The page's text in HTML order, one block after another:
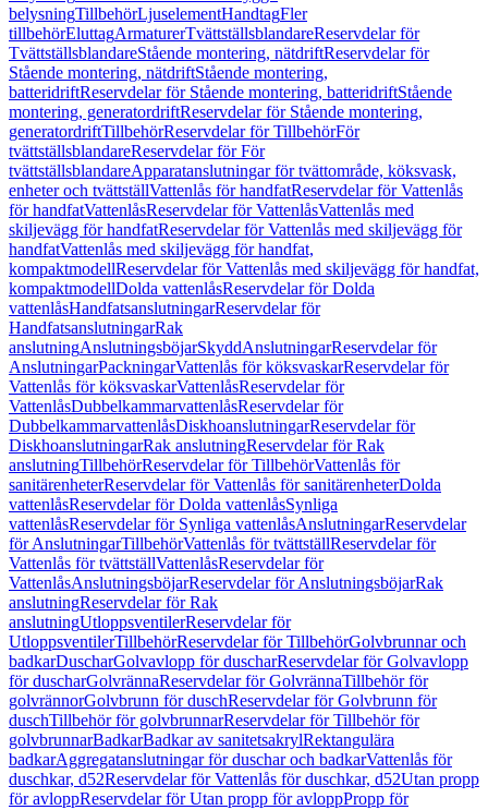
belysningTillbehörLjuselementHandtagFler
tillbehörEluttagArmaturerTvättställsblandareReservdelar för
TvättställsblandareStående montering, nätdriftReservdelar för
Stående montering, nätdriftStående montering,
batteridriftReservdelar för Stående montering, batteridriftStående
montering, generatordriftReservdelar för Stående montering,
generatordriftTillbehörReservdelar för TillbehörFör
tvättställsblandareReservdelar för För
tvättställsblandareApparatanslutningar för tvättområde, köksvask,
enheter och tvättställVattenlås för handfatReservdelar för Vattenlås
för handfatVattenlåsReservdelar för VattenlåsVattenlås med
skiljevägg för handfatReservdelar för Vattenlås med skiljevägg för
handfatVattenlås med skiljevägg för handfat,
kompaktmodellReservdelar för Vattenlås med skiljevägg för handfat,
kompaktmodellDolda vattenlåsReservdelar för Dolda
vattenlåsHandfatsanslutningarReservdelar för
HandfatsanslutningarRak
anslutningAnslutningsböjarSkyddAnslutningarReservdelar för
AnslutningarPackningarVattenlås för köksvaskarReservdelar för
Vattenlås för köksvaskarVattenlåsReservdelar för
VattenlåsDubbelkammarvattenlåsReservdelar för
DubbelkammarvattenlåsDiskhoanslutningarReservdelar för
DiskhoanslutningarRak anslutningReservdelar för Rak
anslutningTillbehörReservdelar för TillbehörVattenlås för
sanitärenheterReservdelar för Vattenlås för sanitärenheterDolda
vattenlåsReservdelar för Dolda vattenlåsSynliga
vattenlåsReservdelar för Synliga vattenlåsAnslutningarReservdelar
för AnslutningarTillbehörVattenlås för tvättställReservdelar för
Vattenlås för tvättställVattenlåsReservdelar för
VattenlåsAnslutningsböjarReservdelar för AnslutningsböjarRak
anslutningReservdelar för Rak
anslutningUtloppsventilerReservdelar för
UtloppsventilerTillbehörReservdelar för TillbehörGolvbrunnar och
badkarDuscharGolvavlopp för duscharReservdelar för Golvavlopp
för duscharGolvrännaReservdelar för GolvrännaTillbehör för
golvrännorGolvbrunn för duschReservdelar för Golvbrunn för
duschTillbehör för golvbrunnarReservdelar för Tillbehör för
golvbrunnarBadkarBadkar av sanitetsakrylRektangulära
badkarAggregatanslutningar för duschar och badkarVattenlås för
duschkar, d52Reservdelar för Vattenlås för duschkar, d52Utan propp
för avloppReservdelar för Utan propp för avloppPropp för